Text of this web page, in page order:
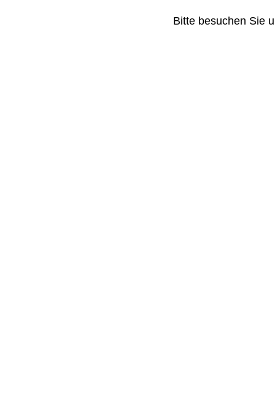
Bitte besuchen Sie